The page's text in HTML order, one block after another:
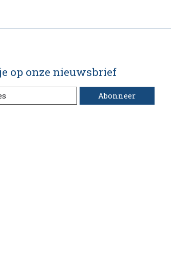
op onze nieuwsbrief
Abonneer